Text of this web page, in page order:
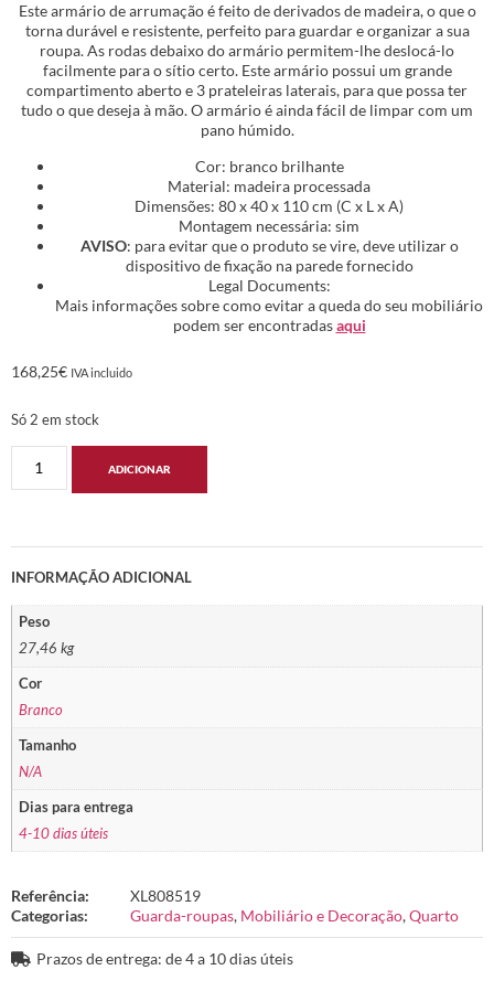
Este armário de arrumação é feito de derivados de madeira, o que o
torna durável e resistente, perfeito para guardar e organizar a sua
roupa. As rodas debaixo do armário permitem-lhe deslocá-lo
facilmente para o sítio certo. Este armário possui um grande
compartimento aberto e 3 prateleiras laterais, para que possa ter
tudo o que deseja à mão. O armário é ainda fácil de limpar com um
pano húmido.
Cor: branco brilhante
Material: madeira processada
Dimensões: 80 x 40 x 110 cm (C x L x A)
Montagem necessária: sim
AVISO: para evitar que o produto se vire, deve utilizar o
dispositivo de fixação na parede fornecido
Legal Documents:
Mais informações sobre como evitar a queda do seu mobiliário
podem ser encontradasaqui
168,25€ IVA incluido
Só 2 em stock
ADICIONAR
INFORMAÇÃO ADICIONAL
Peso
27,46 kg
Cor
Branco
Tamanho
N/A
Dias para entrega
4-10 dias úteis
Referência:
XL808519
Categorias:
Guarda-roupas, Mobiliário e Decoração,Quarto
Prazos de entrega: de 4 a 10 dias úteis